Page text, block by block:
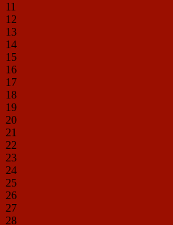
11
12
13
14
15
16
17
18
19
20
21
22
23
24
25
26
27
28